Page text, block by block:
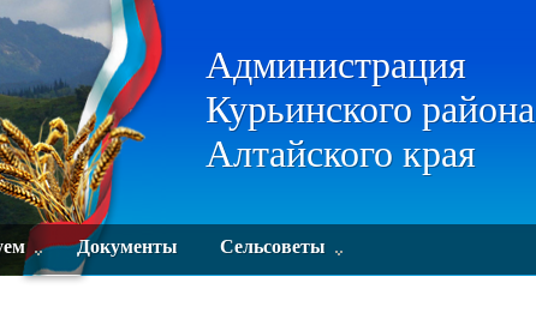
Администрация
Курьинского района
Алтайского края
Документы Сельсоветы